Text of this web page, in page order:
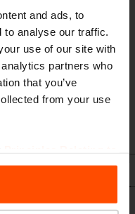
and ads, to
to analyse our traffic.
use of our site with
partners who
that you’ve
from your use